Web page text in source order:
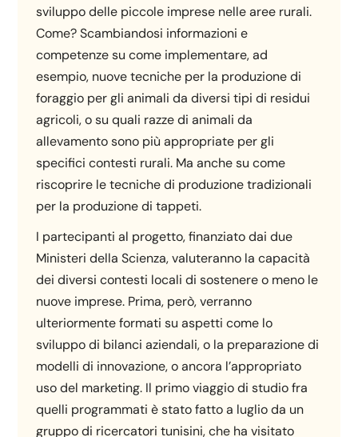
sviluppo delle piccole imprese nelle aree rurali.
Come? Scambiandosi informazioni e
competenze su come implementare, ad
esempio, nuove tecniche per la produzione di
foraggio per gli animali da diversi tipi di residui
agricoli, o su quali razze di animali da
allevamento sono più appropriate per gli
specifici contesti rurali. Ma anche su come
riscoprire le tecniche di produzione tradizionali
per la produzione di tappeti.
I partecipanti al progetto, finanziato dai due
Ministeri della Scienza, valuteranno la capacità
dei diversi contesti locali di sostenere o meno le
nuove imprese. Prima, però, verranno
ulteriormente formati su aspetti come lo
sviluppo di bilanci aziendali, o la preparazione di
modelli di innovazione, o ancora l’appropriato
uso del marketing. Il primo viaggio di studio fra
quelli programmati è stato fatto a luglio da un
gruppo di ricercatori tunisini, che ha visitato